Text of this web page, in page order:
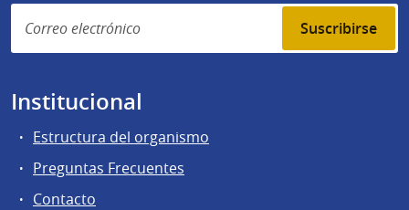
Suscribirse
Institucional
Estructura del organismo
Preguntas Frecuentes
Contacto